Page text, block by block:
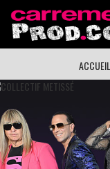
ACCUEIL